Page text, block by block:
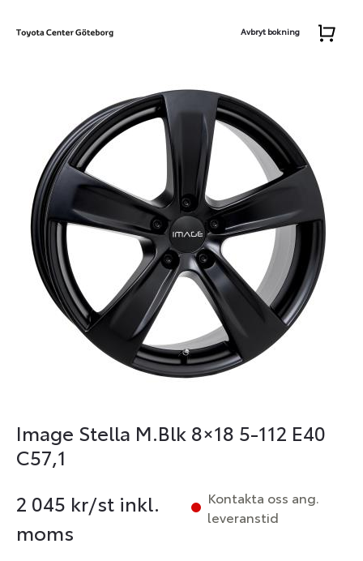
Avbryt bokning
Image Stella M.Blk 8×18 5-112 E40
C57,1
2 045 kr/st inkl.
moms
Kontakta oss ang.
leveranstid